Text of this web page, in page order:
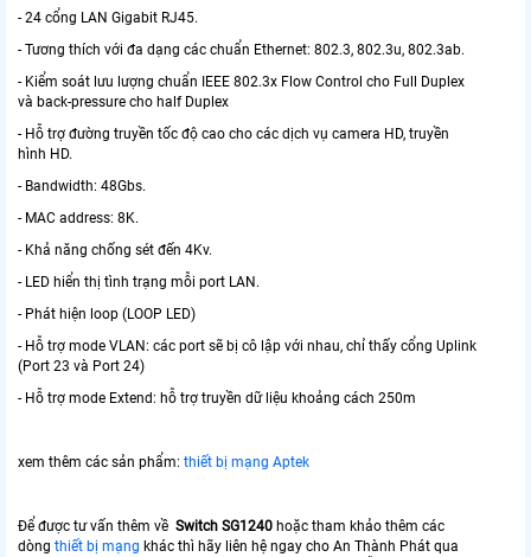
- 24 cổng LAN Gigabit RJ45.
- Tương thích với đa dạng các chuẩn Ethernet: 802.3, 802.3u, 802.3ab.
- Kiểm soát lưu lượng chuẩn IEEE 802.3x Flow Control cho Full Duplex
và back-pressure cho half Duplex
- Hỗ trợ đường truyền tốc độ cao cho các dịch vụ camera HD, truyền
hình HD.
- Bandwidth: 48Gbs.
- MAC address: 8K.
- Khả năng chống sét đến 4Kv.
- LED hiển thị tình trạng mỗi port LAN.
- Phát hiện loop (LOOP LED)
- Hỗ trợ mode VLAN: các port sẽ bị cô lập với nhau, chỉ thấy cổng Uplink
(Port 23 và Port 24)
- Hỗ trợ mode Extend: hỗ trợ truyền dữ liệu khoảng cách 250m
xem thêm các sản phẩm: thiết bị mạng Aptek
Để được tư vấn thêm về Switch SG1240 hoặc tham khảo thêm các
dòng thiết bị mạng khác thì hãy liên hệ ngay cho An Thành Phát qua